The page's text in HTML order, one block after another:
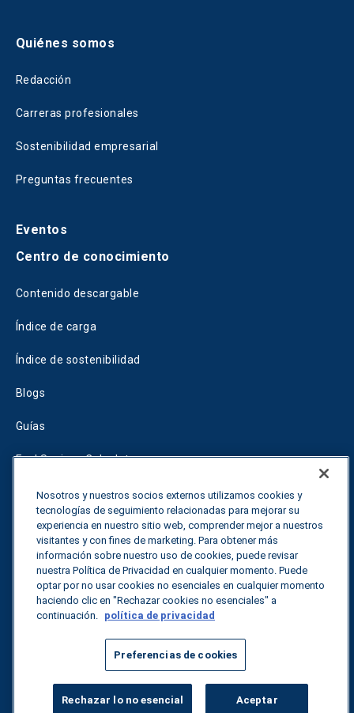
Quiénes somos
Redacción
Carreras profesionales
Sostenibilidad empresarial
Preguntas frecuentes
Eventos
Centro de conocimiento
Contenido descargable
Índice de carga
Índice de sostenibilidad
Blogs
Guías
Fuel Savings Calculator
Calculadora de optimización del transporte
Tariff Tracker
Póngase en contacto con nosotros
Todos los derechos reservados. Política de privacidad
Nosotros y nuestros socios externos utilizamos cookies y
tecnologías de seguimiento relacionadas para mejorar su
experiencia en nuestro sitio web, comprender mejor a nuestros
visitantes y con fines de marketing. Para obtener más
información sobre nuestro uso de cookies, puede revisar
nuestra Política de Privacidad en cualquier momento. Puede
optar por no usar cookies no esenciales en cualquier momento
haciendo clic en "Rechazar cookies no esenciales" a
continuación. política de privacidad
Preferencias de cookies
Rechazar lo no esencial Aceptar